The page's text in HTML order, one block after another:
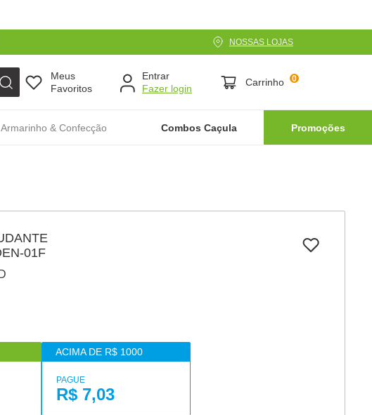
NOSSAS LOJAS
Meus
Favoritos
Entrar
Carrinho 0
Armarinho & Confecção Combos Caçula Promoções
01F
ACIMA DE R$ 1000
PAGUE
R$ 7,03